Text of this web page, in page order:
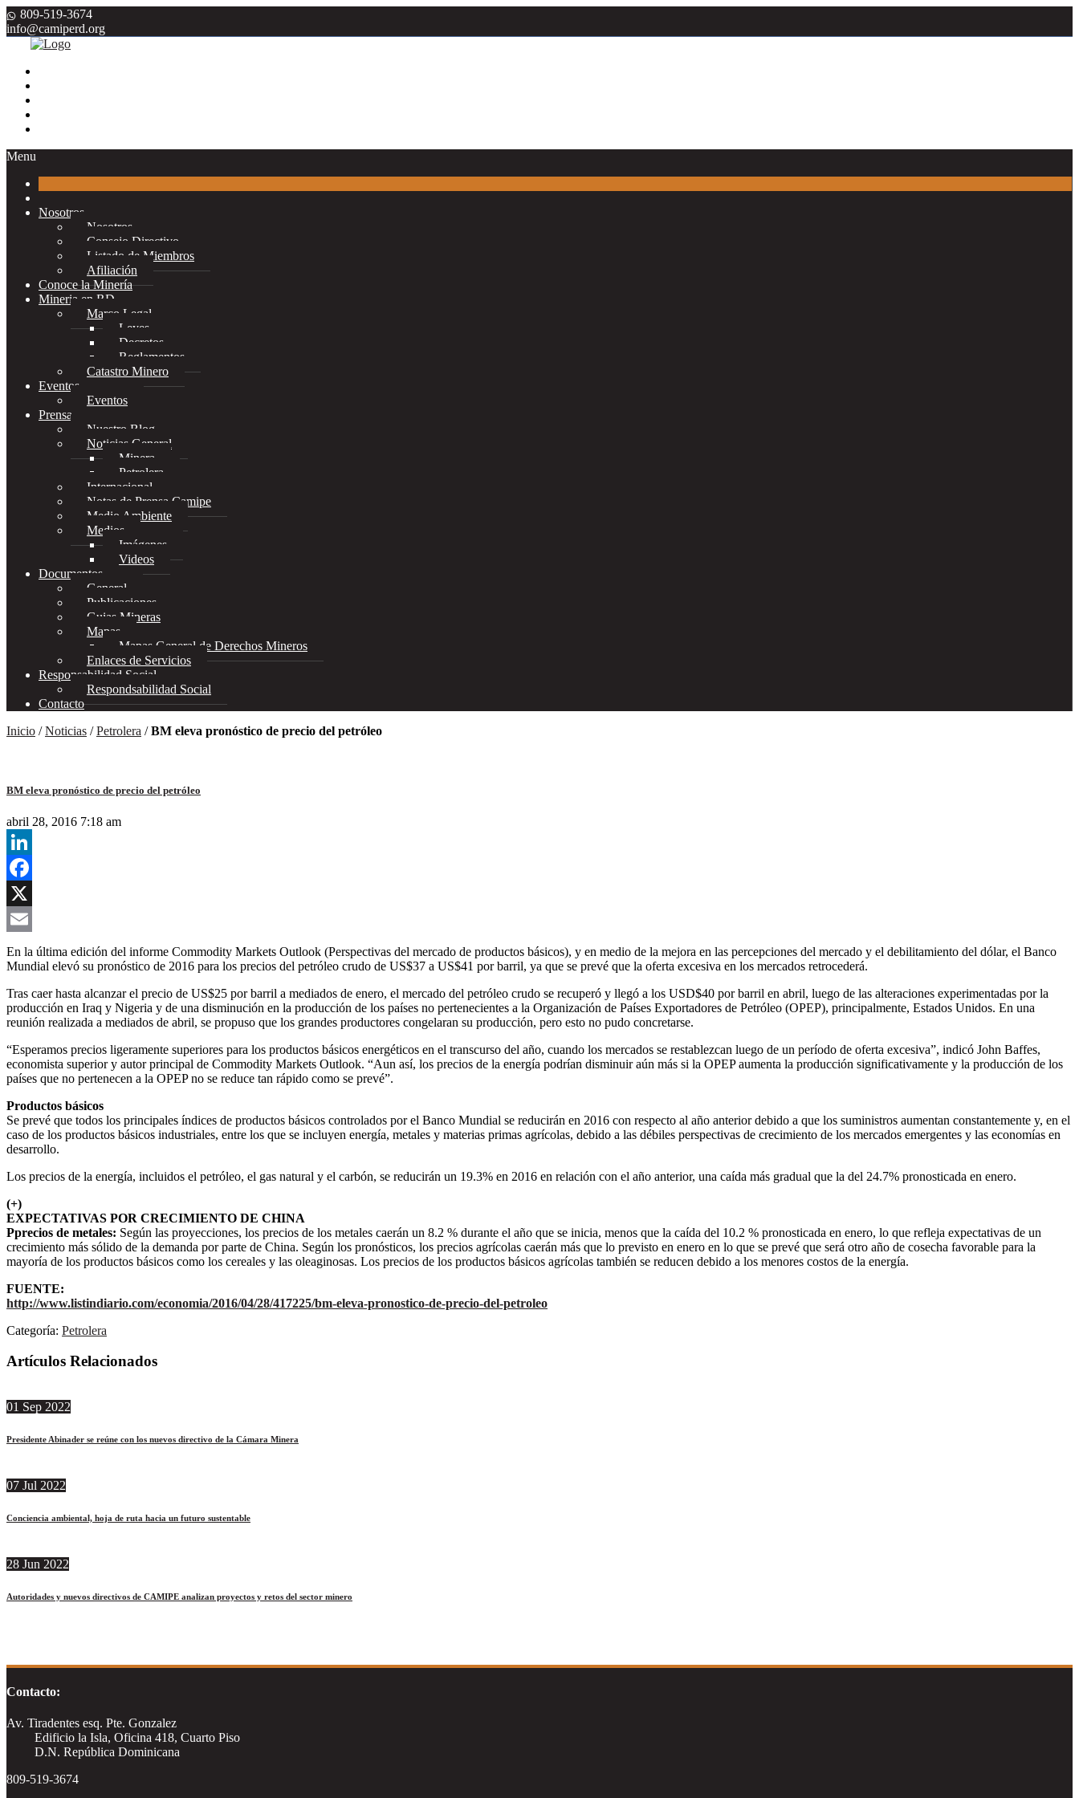
809-519-3674
info@camiperd.org
Menu
Nosotros
Nosotros
Consejo Directivo
Listado de Miembros
Afiliación
Conoce la Minería
Mineria en RD
Marco Legal
Leyes
Decretos
Reglamentos
Catastro Minero
Eventos
Eventos
Prensa
Nuestro Blog
Noticias General
Minera
Petrolera
Internacional
Notas de Prensa Camipe
Medio Ambiente
Medios
Imágenes
Videos
Documentos
General
Publicaciones
Guias Mineras
Mapas
Mapas General de Derechos Mineros
Enlaces de Servicios
Responsabilidad Social
Respondsabilidad Social
Contacto
Inicio /Noticias /Petrolera /BM eleva pronóstico de precio del petróleo
BM eleva pronóstico de precio del petróleo
abril 28, 2016 7:18 am
LinkedIn
Facebook
X
Email
En la última edición del informe Commodity Markets Outlook (Perspectivas del mercado de productos básicos), y en medio de la mejora en las percepciones del mercado y el debilitamiento del dólar, el Banco
Mundial elevó su pronóstico de 2016 para los precios del petróleo crudo de US$37 a US$41 por barril, ya que se prevé que la oferta excesiva en los mercados retrocederá.
Tras caer hasta alcanzar el precio de US$25 por barril a mediados de enero, el mercado del petróleo crudo se recuperó y llegó a los USD$40 por barril en abril, luego de las alteraciones experimentadas por la
producción en Iraq y Nigeria y de una disminución en la producción de los países no pertenecientes a la Organización de Países Exportadores de Petróleo (OPEP), principalmente, Estados Unidos. En una
reunión realizada a mediados de abril, se propuso que los grandes productores congelaran su producción, pero esto no pudo concretarse.
“Esperamos precios ligeramente superiores para los productos básicos energéticos en el transcurso del año, cuando los mercados se restablezcan luego de un período de oferta excesiva”, indicó John Baffes,
economista superior y autor principal de Commodity Markets Outlook. “Aun así, los precios de la energía podrían disminuir aún más si la OPEP aumenta la producción significativamente y la producción de los
países que no pertenecen a la OPEP no se reduce tan rápido como se prevé”.
Productos básicos
Se prevé que todos los principales índices de productos básicos controlados por el Banco Mundial se reducirán en 2016 con respecto al año anterior debido a que los suministros aumentan constantemente y, en el
caso de los productos básicos industriales, entre los que se incluyen energía, metales y materias primas agrícolas, debido a las débiles perspectivas de crecimiento de los mercados emergentes y las economías en
desarrollo.
Los precios de la energía, incluidos el petróleo, el gas natural y el carbón, se reducirán un 19.3% en 2016 en relación con el año anterior, una caída más gradual que la del 24.7% pronosticada en enero.
(+)
EXPECTATIVAS POR CRECIMIENTO DE CHINA
Pprecios de metales: Según las proyecciones, los precios de los metales caerán un 8.2 % durante el año que se inicia, menos que la caída del 10.2 % pronosticada en enero, lo que refleja expectativas de un
crecimiento más sólido de la demanda por parte de China. Según los pronósticos, los precios agrícolas caerán más que lo previsto en enero en lo que se prevé que será otro año de cosecha favorable para la
mayoría de los productos básicos como los cereales y las oleaginosas. Los precios de los productos básicos agrícolas también se reducen debido a los menores costos de la energía.
FUENTE:
http://www.listindiario.com/economia/2016/04/28/417225/bm-eleva-pronostico-de-precio-del-petroleo
Categoría: Petrolera
Artículos Relacionados
01 Sep 2022
Presidente Abinader se reúne con los nuevos directivo de la Cámara Minera
07 Jul 2022
Conciencia ambiental, hoja de ruta hacia un futuro sustentable
28 Jun 2022
Autoridades y nuevos directivos de CAMIPE analizan proyectos y retos del sector minero
Contacto:
Av. Tiradentes esq. Pte. Gonzalez
Edificio la Isla, Oficina 418, Cuarto Piso
D.N. República Dominicana
809-519-3674